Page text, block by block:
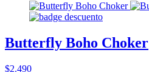
Butterfly Boho Choker
$2.490